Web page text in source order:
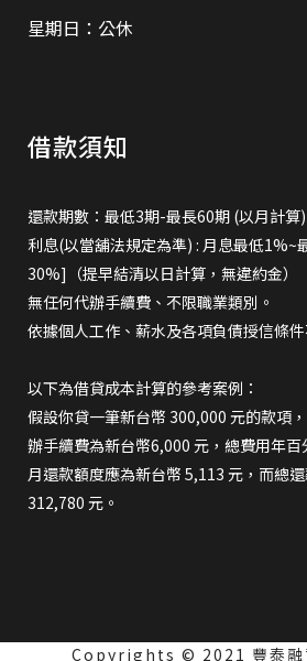
星期日：公休
借款須知
還款期數：最低3期-最長60期 (以月計算
利息(以當舖法規定為準) : 月息最低1%~
30%]（提早結清以日計算，無違約金）
無任何代辦手續費、不限職業類別。
依據個人工作、薪水及各項負債授信條
以下為借貸成本計算的參考案例：
假設你貸一筆新台幣 300,000 元的款項
辦手續費為新台幣6,000 元，總費用年
月還款額度應為新台幣 5,113 元，而總
312,780 元。
Copyrights © 2021 豐泰